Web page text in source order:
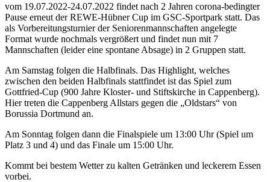
vom 19.07.2022-24.07.2022 findet nach 2 Jahren corona-bedingter
Pause erneut der REWE-Hübner Cup im GSC-Sportpark statt. Das
als Vorbereitungsturnier der Seniorenmannschaften angelegte
Format wurde nochmals vergrößert und findet nun mit 7
Mannschaften (leider eine spontane Absage) in 2 Gruppen statt.
Am Samstag folgen die Halbfinals. Das Highlight, welches
zwischen den beiden Halbfinals stattfindet ist das Spiel zum
Gottfried-Cup (900 Jahre Kloster- und Stiftskirche in Cappenberg).
Hier treten die Cappenberg Allstars gegen die „Oldstars“ von
Borussia Dortmund an.
Am Sonntag folgen dann die Finalspiele um 13:00 Uhr (Spiel um
Platz 3 und 4) und das Finale um 15:00 Uhr.
Kommt bei bestem Wetter zu kalten Getränken und leckerem Essen
vorbei.